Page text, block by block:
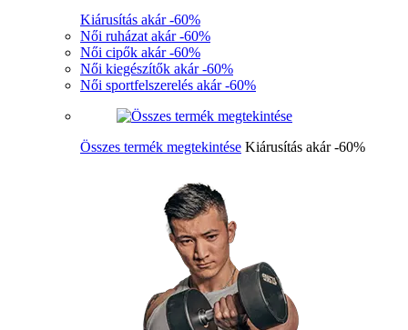
Kiárusítás akár -60%
Női ruházat akár -60%
Női cipők akár -60%
Női kiegészítők akár -60%
Női sportfelszerelés akár -60%
Összes termék megtekintése Kiárusítás akár -60%